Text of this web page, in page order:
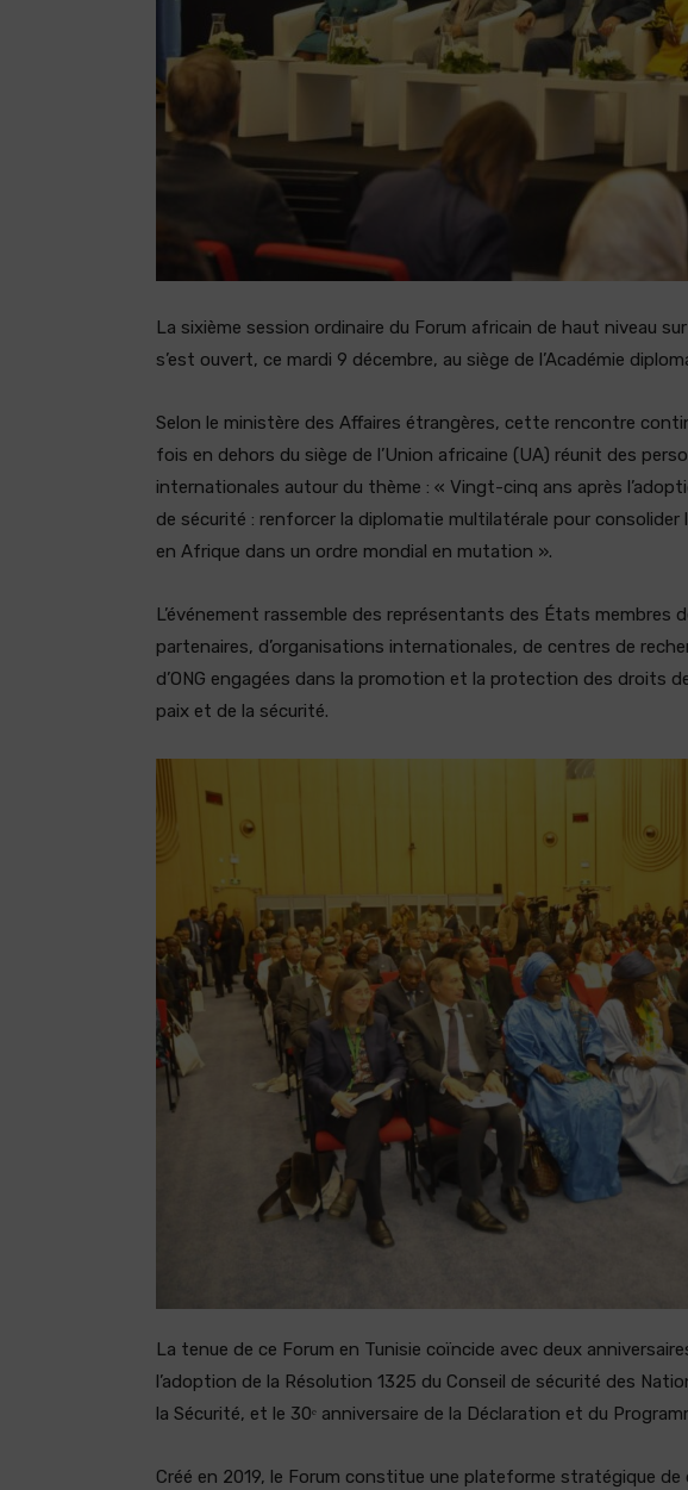
La sixième session ordinaire du Forum africain de haut niveau
s’est ouvert, ce mardi 9 décembre, au siège de l’Académie
Selon le ministère des Affaires étrangères, cette rencontre
fois en dehors du siège de l’Union africaine (UA) réunit des
internationales autour du thème : « Vingt-cinq ans après
de sécurité : renforcer la diplomatie multilatérale pour consolider
en Afrique dans un ordre mondial en mutation ».
L’événement rassemble des représentants des États membres
partenaires, d’organisations internationales, de centres de
d’ONG engagées dans la promotion et la protection des droits
paix et de la sécurité.
La tenue de ce Forum en Tunisie coïncide avec deux
l’adoption de la Résolution 1325 du Conseil de sécurité des
la Sécurité, et le 30ᵉ anniversaire de la Déclaration et du
Créé en 2019, le Forum constitue une plateforme stratégique